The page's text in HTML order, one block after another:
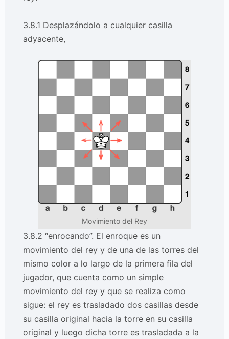
3.8.1 Desplazándolo a cualquier casilla
adyacente,
Movimiento del Rey
3.8.2 “enrocando”. El enroque es un
movimiento del rey y de una de las torres del
mismo color a lo largo de la primera fila del
jugador, que cuenta como un simple
movimiento del rey y que se realiza como
sigue: el rey es trasladado dos casillas desde
su casilla original hacia la torre en su casilla
original y luego dicha torre es trasladada a la